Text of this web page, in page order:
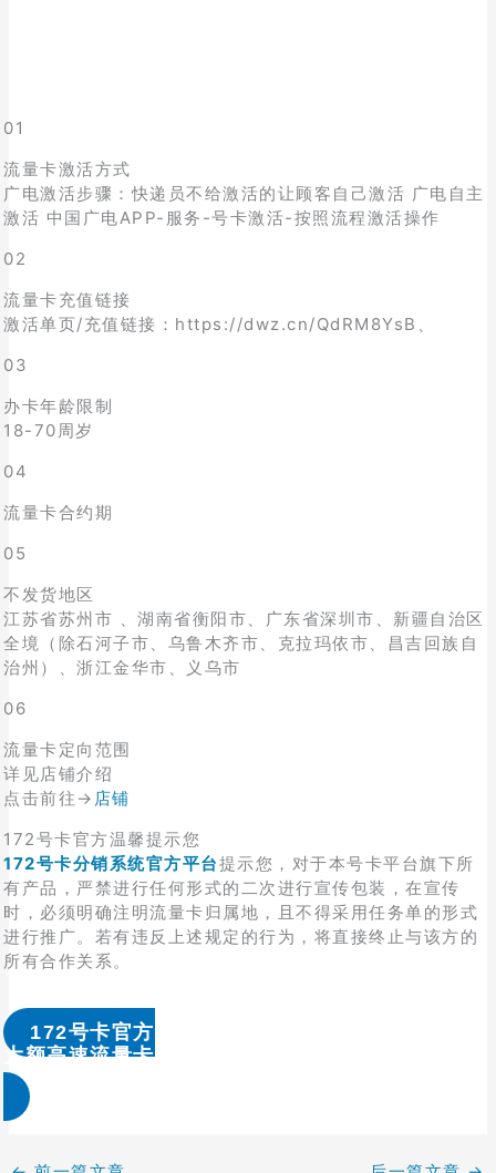
01
流量卡激活方式
广电激活步骤：快递员不给激活的让顾客自己激活 广电自主
激活 中国广电APP-服务-号卡激活-按照流程激活操作
02
流量卡充值链接
激活单页/充值链接：https://dwz.cn/QdRM8YsB、
03
办卡年龄限制
18-70周岁
04
流量卡合约期
05
不发货地区
江苏省苏州市 、湖南省衡阳市、广东省深圳市、新疆自治区
全境（除石河子市、乌鲁木齐市、克拉玛依市、昌吉回族自
治州）、浙江金华市、义乌市
06
流量卡定向范围
详见店铺介绍
点击前往→ 店铺
172号卡官方温馨提示您
172号卡分销系统官方平台提示您，对于本号卡平台旗下所
有产品，严禁进行任何形式的二次进行宣传包装，在宣传
时，必须明确注明流量卡归属地，且不得采用任务单的形式
进行推广。若有违反上述规定的行为，将直接终止与该方的
所有合作关系。
172号卡官方
大额高速流量卡办理 & 流量卡代理加盟